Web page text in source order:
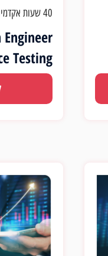
40 שעות אקדמיות
Testing